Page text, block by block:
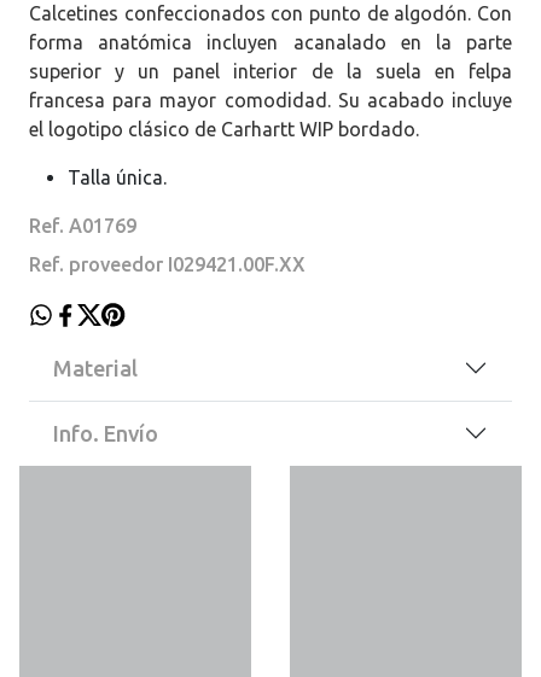
Calcetines confeccionados con punto de algodón. Con
forma anatómica incluyen acanalado en la parte
superior y un panel interior de la suela en felpa
francesa para mayor comodidad. Su acabado incluye
el logotipo clásico de Carhartt WIP bordado.
Talla única.
Ref. A01769
Ref. proveedor I029421.00F.XX
Material
Info. Envío